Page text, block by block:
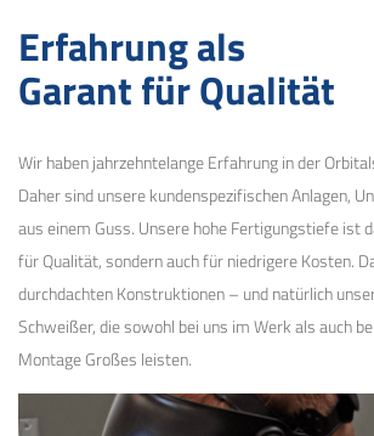
Erfahrung als
Garant für Qualität
Wir haben jahrzehntelange Erfahrung in der
Daher sind unsere kundenspezifischen Anlagen,
aus einem Guss. Unsere hohe Fertigungstiefe ist
für Qualität, sondern auch für niedrigere Kosten.
durchdachten Konstruktionen – und natürlich
Schweißer, die sowohl bei uns im Werk als auch
Montage Großes leisten.